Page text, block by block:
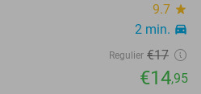
9.7 star
2 min. directions_car
Regulier €17
€14,95